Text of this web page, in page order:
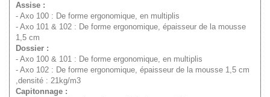
Assise :
- Axo 100 : De forme ergonomique, en multiplis
- Axo 101 & 102 : De forme ergonomique, épaisseur de la mousse
1,5 cm
Dossier :
- Axo 100 & 101 : De forme ergonomique, en multiplis
- Axo 102 : De forme ergonomique, épaisseur de la mousse 1,5 cm
,densité : 21kg/m3
Capitonnage :